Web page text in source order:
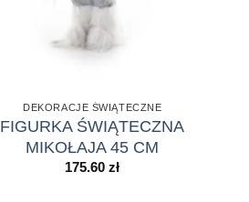
DEKORACJE ŚWIĄTECZNE
FIGURKA ŚWIĄTECZNA
MIKOŁAJA 45 CM
175.60zł